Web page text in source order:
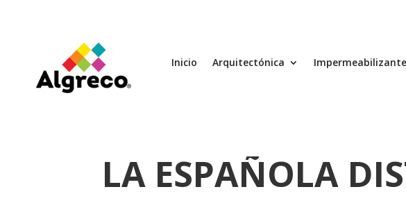
Inicio Arquitectónica
LA ESPAÑOLA